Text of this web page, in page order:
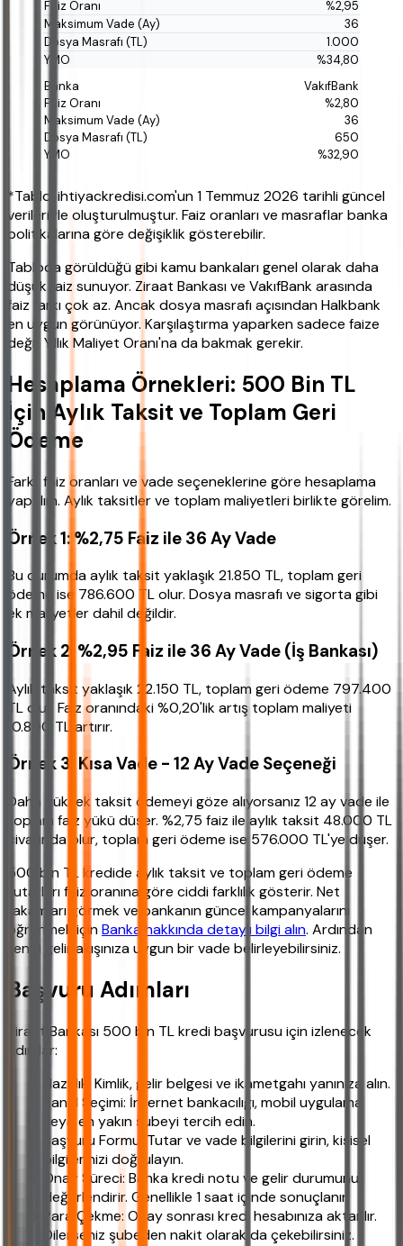
%2,95
36
1.000
%34,80
VakıfBank
%2,80
36
650
%32,90
*Tablo, ihtiyackredisi.com'un 1 Temmuz 2026 tarihli güncel
verileriyle oluşturulmuştur. Faiz oranları ve masraflar banka
politikalarına göre değişiklik gösterebilir.
Tabloda görüldüğü gibi kamu bankaları genel olarak daha
düşük faiz sunuyor. Ziraat Bankası ve VakıfBank arasında
faiz farkı çok az. Ancak dosya masrafı açısından Halkbank
en uygun görünüyor. Karşılaştırma yaparken sadece faize
değil, Yıllık Maliyet Oranı'na da bakmak gerekir.
Hesaplama Örnekleri: 500 Bin TL
İçin Aylık Taksit ve Toplam Geri
Ödeme
Farklı faiz oranları ve vade seçeneklerine göre hesaplama
yapalım. Aylık taksitler ve toplam maliyetleri birlikte görelim.
Örnek 1: %2,75 Faiz ile 36 Ay Vade
Bu durumda aylık taksit yaklaşık 21.850 TL, toplam geri
ödeme ise 786.600 TL olur. Dosya masrafı ve sigorta gibi
ek maliyetler dahil değildir.
Örnek 2: %2,95 Faiz ile 36 Ay Vade (İş Bankası)
Aylık taksit yaklaşık 22.150 TL, toplam geri ödeme 797.400
TL olur. Faiz oranındaki %0,20'lik artış toplam maliyeti
10.800 TL artırır.
Örnek 3: Kısa Vade - 12 Ay Vade Seçeneği
Daha yüksek taksit ödemeyi göze alıyorsanız 12 ay vade ile
toplam faiz yükü düşer. %2,75 faiz ile aylık taksit 48.000 TL
civarında olur, toplam geri ödeme ise 576.000 TL'ye düşer.
500 bin TL kredide aylık taksit ve toplam geri ödeme
tutarları faiz oranına göre ciddi farklılık gösterir. Net
rakamları görmek ve bankanın güncel kampanyalarını
öğrenmek içinBanka hakkında detaylı bilgi alın. Ardından
kendi gelir akışınıza uygun bir vade belirleyebilirsiniz.
Başvuru Adımları
Ziraat Bankası 500 bin TL kredi başvurusu için izlenecek
adımlar:
Hazırlık: Kimlik, gelir belgesi ve ikametgahı yanınıza alın.
Kanal Seçimi: İnternet bankacılığı, mobil uygulama
veya en yakın şubeyi tercih edin.
Başvuru Formu: Tutar ve vade bilgilerini girin, kişisel
bilgilerinizi doğrulayın.
Onay Süreci: Banka kredi notu ve gelir durumunu
değerlendirir. Genellikle 1 saat içinde sonuçlanır.
Para Çekme: Onay sonrası kredi hesabınıza aktarılır.
Dilerseniz şubeden nakit olarak da çekebilirsiniz.